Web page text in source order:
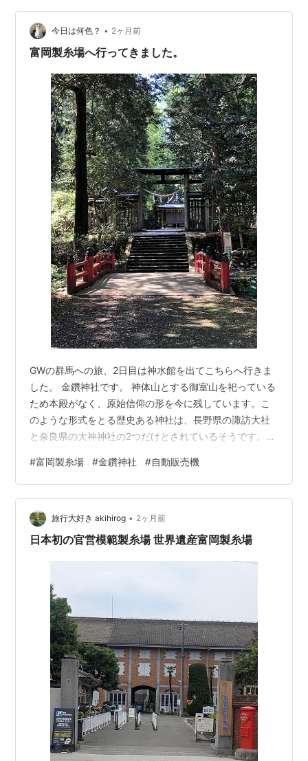
は300人取りの繰糸器が置かれ、全国から集まった工女
たちの手によって本格的な器械製糸が始まった。
外国人指導者が去った1876年以降は日本人だけで操業
はなかったが、高品質に重点を置いた生糸は海外でも好
評だったといわれる。
器械製糸の普及と技術者育成という当初の目的が果たさ
れた頃、官営工場の払い下げの主旨により、1893年に
三井家に払い下げられた。その後、1902年には原合名
会社に譲渡され、御法川式繰糸機による高品質生糸の大
量生産や、蚕種の統一などで注目された。
1938年には株式会社富岡製糸所として独立したが、
1939年には日本最大の製糸会社であった片倉製糸紡績
株式会社（現・片倉工業株式会社）に合併された。その
後、第二次世界大戦中・戦後と長く製糸工場として活躍
したが、生糸値段の低迷などの理由で、1987年3月つい
にその操業を停止した。
しかしながら、その後も場内のほとんどの建物は大切に
現状
繰糸場、東・西繭倉庫、 外国人宿舎（女工館、検査人
館、ブリュナ館）等の主要建物(国指定重要文化財）
作者:
発売日:2014/03/08
メディア:新書
この商品を含むブログ (6件) を見る
今日は何色？ • 2ヶ月前
富岡製糸場へ行ってきました。
GWの群馬への旅、2日目は神水館を出てこちらへ行きま
した。 金鑽神社です。 神体山とする御室山を祀っている
ため本殿がなく、原始信仰の形を今に残しています。こ
のような形式をとる歴史ある神社は、長野県の諏訪大社
と奈良県の大神神社の2つだけとされているそうです。
る道具を御室山（御室ヶ獄）に納めたことが始まりとさ
れ、アマテラスオオミカミやスサノオノミコトなどを祀
っています。 お参りする方もいたけど、ここをスタート
地点にしてハイキングに行かれる方も多くみられまし
た。 群馬への旅、一番の目的はこちら世界遺産の富岡製
#富岡製糸場 #金鑽神社 #自動販売機
旅行大好き akihirog • 2ヶ月前
日本初の官営模範製糸場 世界遺産富岡製糸場